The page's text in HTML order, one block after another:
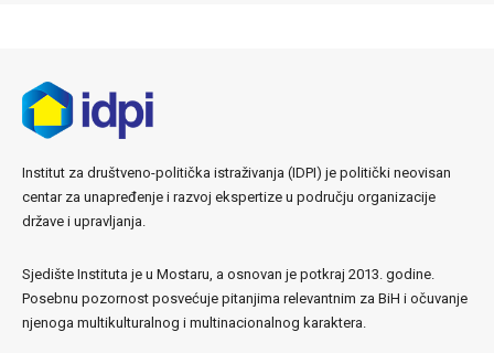
Institut za društveno-politička istraživanja (IDPI) je politički neovisan
centar za unapređenje i razvoj ekspertize u području organizacije
države i upravljanja.
Sjedište Instituta je u Mostaru, a osnovan je potkraj 2013. godine.
Posebnu pozornost posvećuje pitanjima relevantnim za BiH i očuvanje
njenoga multikulturalnog i multinacionalnog karaktera.